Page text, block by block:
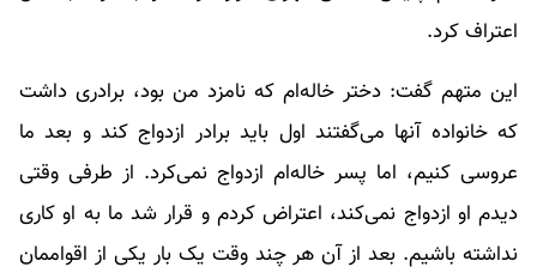
اعتراف کرد.
این متهم گفت: دختر خاله‌ام که نامزد من بود، برادری داشت
که خانواده آنها می‌گفتند اول باید برادر ازدواج کند و بعد ما
عروسی کنیم، اما پسر خاله‌ام ازدواج نمی‌کرد. از طرفی وقتی
دیدم او ازدواج نمی‌کند، اعتراض کردم و قرار شد ما به او کاری
نداشته باشیم. بعد از آن هر چند وقت یک بار یکی از اقواممان